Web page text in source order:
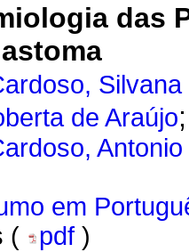
das
Silvana
de Araújo
em
(
pdf )